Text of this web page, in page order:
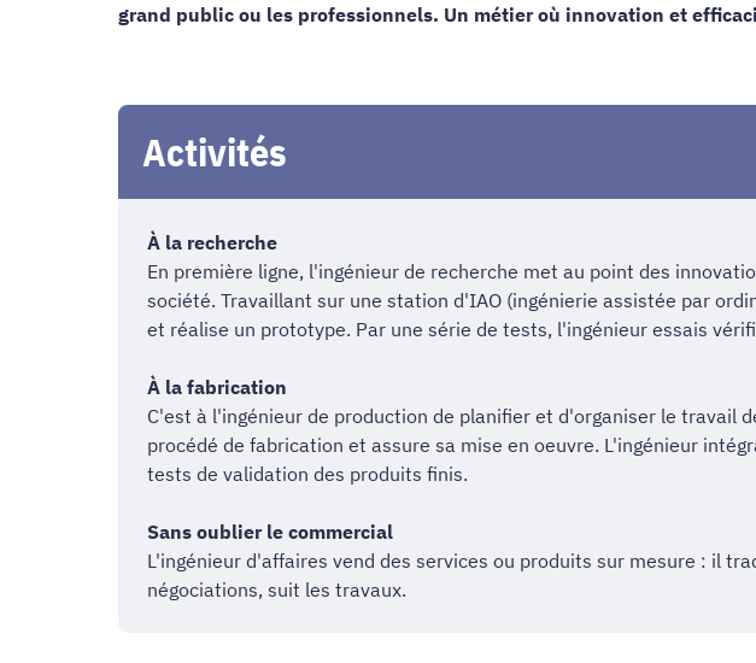
grand public ou les professionnels. Un métier où innovation et
Activités
À la recherche
En première ligne, l'ingénieur de recherche met au point des
société. Travaillant sur une station d'IAO (ingénierie assistée par
et réalise un prototype. Par une série de tests, l'ingénieur essais
À la fabrication
C'est à l'ingénieur de production de planifier et d'organiser le travail
procédé de fabrication et assure sa mise en oeuvre. L'ingénieur
tests de validation des produits finis.
Sans oublier le commercial
L'ingénieur d'affaires vend des services ou produits sur mesure : il
négociations, suit les travaux.